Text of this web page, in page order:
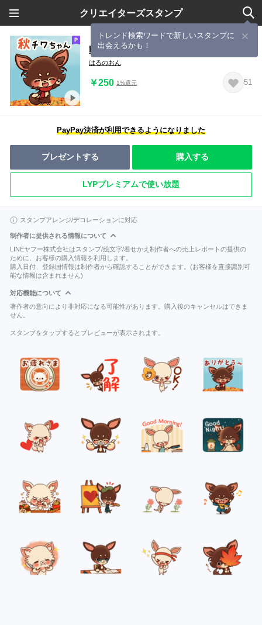
クリエイターズスタンプ
トレンド検索ワードで新しいスタンプに
出会えるかも！
動くよ！秋チワちゃん
はるのおん
￥250 1%還元 51
PayPay決済が利用できるようになりました
プレゼントする 購入する
LYPプレミアムで使い放題
スタンプアレンジ/デコレーションに対応
制作者に提供される情報について
LINEヤフー株式会社はスタンプ/絵文字/着せかえ制作者への売上レポートの提供の
ために、お客様の購入情報を利用します。
購入日付、登録国情報は制作者から確認することができます。(お客様を直接識別可
能な情報は含まれません)
対応機能について
著作者の意向により非対応になる可能性があります。購入後のキャンセルはできま
せん。
スタンプをタップするとプレビューが表示されます。